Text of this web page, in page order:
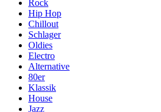
Rock
Hip Hop
Chillout
Schlager
Oldies
Electro
Alternative
80er
Klassik
House
Jazz